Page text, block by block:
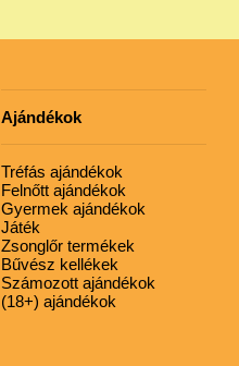
Ajándékok
Tréfás ajándékok
Felnőtt ajándékok
Gyermek ajándékok
Játék
Zsonglőr termékek
Bűvész kellékek
Számozott ajándékok
(18+) ajándékok